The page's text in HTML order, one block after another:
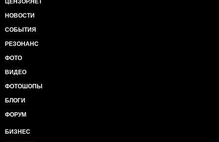
ЦЕНЗОР.НЕТ
НОВОСТИ
СОБЫТИЯ
РЕЗОНАНС
ФОТО
ВИДЕО
ФОТОШОПЫ
БЛОГИ
ФОРУМ
БИЗНЕС